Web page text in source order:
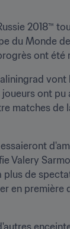
2018™
Monde
ont été
ont
matches de
Valery
de
en